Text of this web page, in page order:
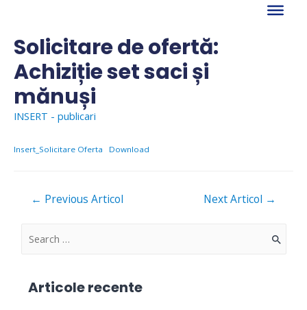
contentSolicitare de ofertă:
Achiziție set saci și
mănuși
INSERT - publicari
Insert_Solicitare Oferta Download
Navigare
← Previous Articol Next Articol →
S
Articole recente